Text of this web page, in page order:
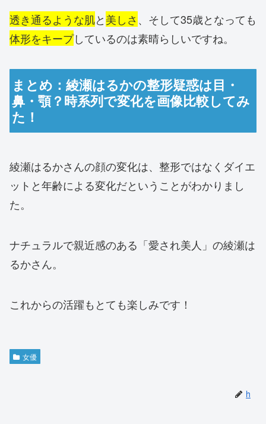
透き通るような肌と美しさ 、そして35歳となっても
体形をキープしているのは素晴らしいですね。
まとめ：綾瀬はるかの整形疑惑は目・
鼻・顎？時系列で変化を画像比較してみ
た！
綾瀬はるかさんの顔の変化は、整形ではなくダイエ
ットと年齢による変化だということがわかりまし
た。
ナチュラルで親近感のある「愛され美人」の綾瀬は
るかさん。
これからの活躍もとても楽しみです！
女優
h